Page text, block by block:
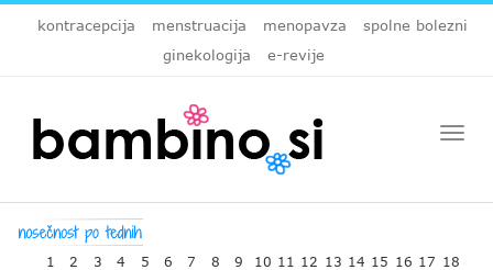
kontracepcija menstruacija menopavza
spolne bolezni
ginekologija
e-revije
1 2 3 4 5 6 7 8 9 10 11 12 13 14 15 16 17 18